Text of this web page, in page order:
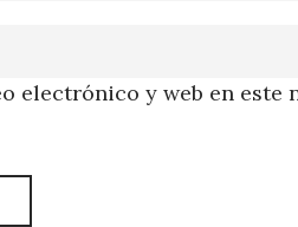
electrónico y web en este